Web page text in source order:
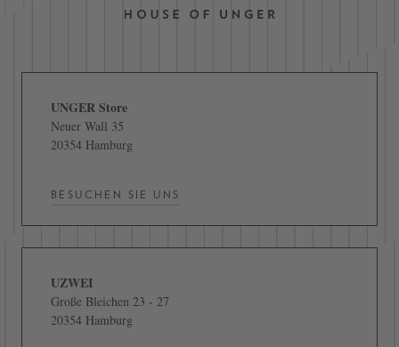
UNGER Store
Neuer Wall 35
20354 Hamburg
BESUCHEN SIE UNS
UZWEI
Große Bleichen 23 - 27
20354 Hamburg